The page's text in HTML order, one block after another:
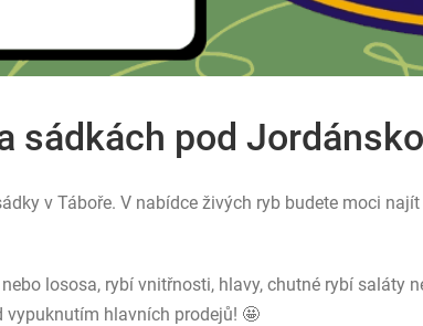
sádkách pod
v Táboře. V nabídce živých ryb budete moci
lososa, rybí vnitřnosti, hlavy, chutné rybí saláty
vypuknutím hlavních prodejů! 🤩